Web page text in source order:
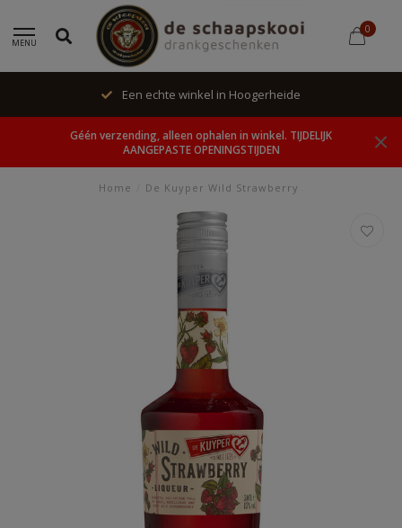
MENU
0
Een echte winkel in Hoogerheide
Géén verzending, alleen ophalen in winkel. TIJDELIJK
AANGEPASTE OPENINGSTIJDEN
Home De Kuyper Wild Strawberry